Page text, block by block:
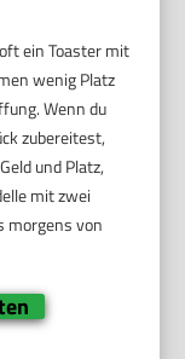
ein Toaster mit
wenig Platz
Wenn du
zubereitest,
und Platz,
mit zwei
morgens von